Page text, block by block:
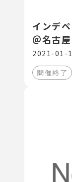
インデ
＠名古
2021-01-
開催終了